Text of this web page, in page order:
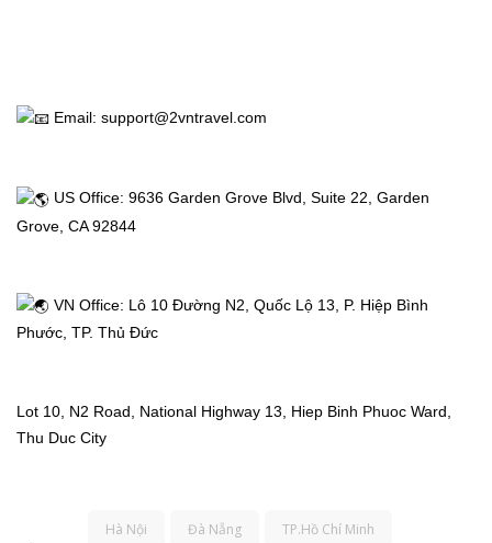
Thị
Việt
Nam
Dịch
Email: support@2vntravel.com
US Office: 9636 Garden Grove Blvd, Suite 22, Garden
Grove, CA 92844
VN Office: Lô 10 Đường N2, Quốc Lộ 13, P. Hiệp Bình
Phước, TP. Thủ Đức
Lot 10, N2 Road, National Highway 13, Hiep Binh Phuoc Ward,
Thu Duc City
Hà Nội Đà Nẵng TP.Hồ Chí Minh